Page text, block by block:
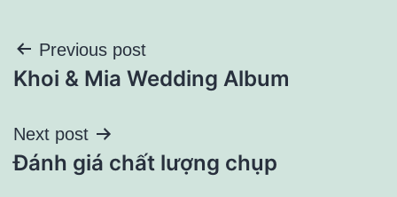
Điều
hướng
bài
viết
Previous post
Khoi & Mia Wedding Album
Next post
Đánh giá chất lượng chụp